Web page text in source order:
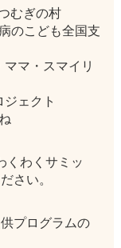
むぎの村
のこども全国支
マ・スマイリ
ェクト
くわくサミッ
さい。
プログラムの